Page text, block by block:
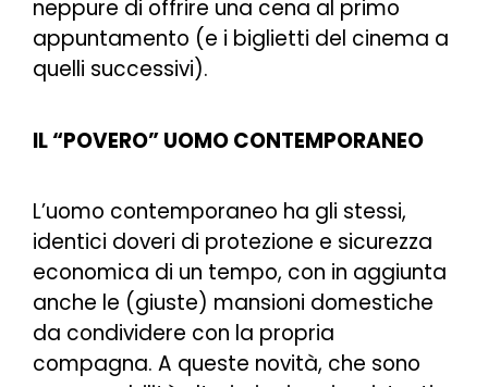
neppure di offrire una cena al primo
appuntamento (e i biglietti del cinema a
quelli successivi).
IL “POVERO” UOMO CONTEMPORANEO
L’uomo contemporaneo ha gli stessi,
identici doveri di protezione e sicurezza
economica di un tempo, con in aggiunta
anche le (giuste) mansioni domestiche
da condividere con la propria
compagna. A queste novità, che sono